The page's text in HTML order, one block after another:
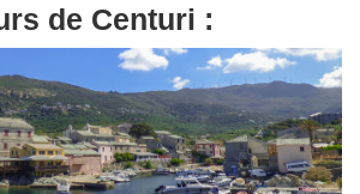
de Centuri :